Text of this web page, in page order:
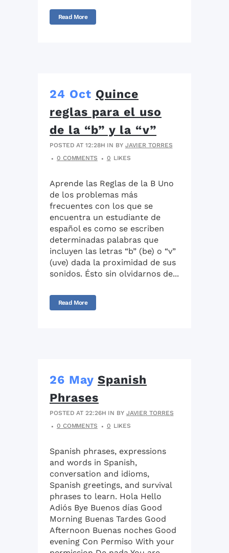
Read More
24 Oct Quince
reglas para el uso
de la “b” y la “v”
POSTED AT 12:28H IN BY JAVIER TORRES
0 COMMENTS
0 LIKES
Aprende las Reglas de la B Uno
de los problemas más
frecuentes con los que se
encuentra un estudiante de
español es como se escriben
determinadas palabras que
incluyen las letras “b” (be) o “v”
(uve) dada la proximidad de sus
sonidos. Ésto sin olvidarnos de...
Read More
26 May Spanish
Phrases
POSTED AT 22:26H IN BY JAVIER TORRES
0 COMMENTS
0 LIKES
Spanish phrases, expressions
and words in Spanish,
conversation and idioms,
Spanish greetings, and survival
phrases to learn. Hola Hello
Adiós Bye Buenos días Good
Morning Buenas Tardes Good
Afternoon Buenas noches Good
evening Con Permiso With your